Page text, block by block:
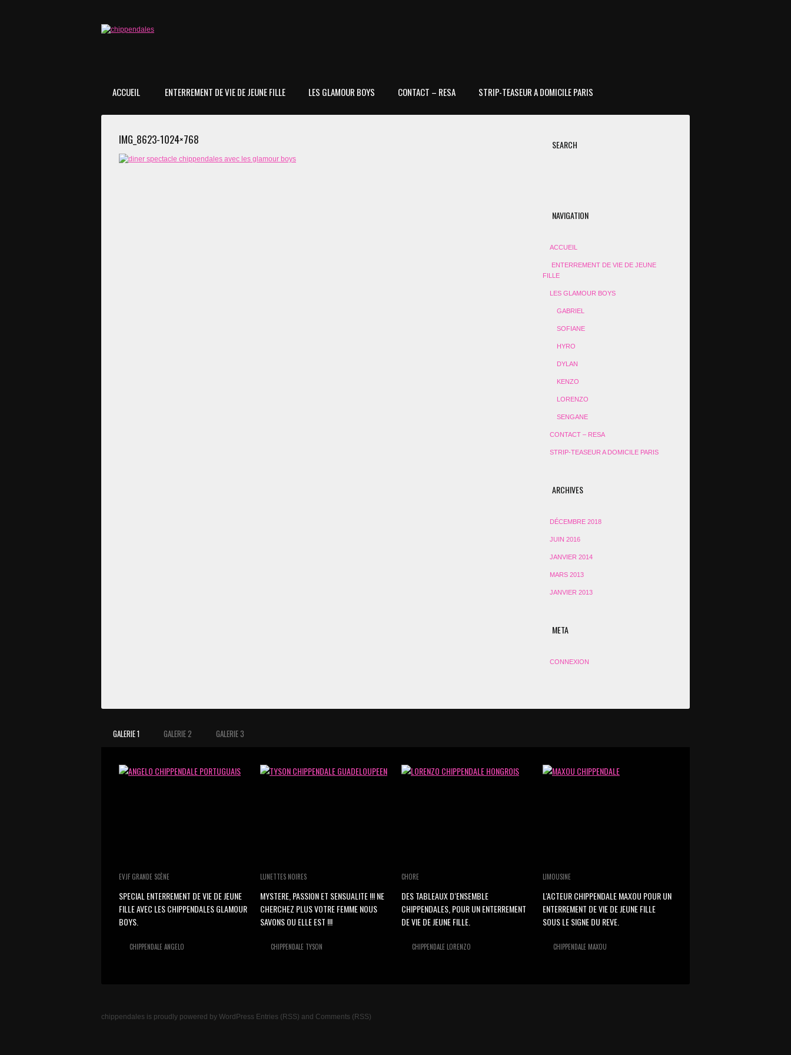
ACCUEIL ENTERREMENT DE VIE DE JEUNE FILLE LES GLAMOUR BOYS CONTACT – RESA STRIP-TEASEUR A DOMICILE PARIS
IMG_8623-1024×768 SEARCH
NAVIGATION
ACCUEIL
ENTERREMENT DE VIE DE JEUNE
FILLE
LES GLAMOUR BOYS
GABRIEL
SOFIANE
HYRO
DYLAN
KENZO
LORENZO
SENGANE
CONTACT – RESA
STRIP-TEASEUR A DOMICILE PARIS
ARCHIVES
DÉCEMBRE 2018
JUIN 2016
JANVIER 2014
MARS 2013
JANVIER 2013
META
CONNEXION
GALERIE 1 GALERIE 2 GALERIE 3
EVJF GRANDE SCÈNE
SPECIAL ENTERREMENT DE VIE DE JEUNE
FILLE AVEC LES CHIPPENDALES GLAMOUR
BOYS.
CHIPPENDALE ANGELO
LUNETTES NOIRES
MYSTERE, PASSION ET SENSUALITE !!! NE
CHERCHEZ PLUS VOTRE FEMME NOUS
SAVONS OU ELLE EST !!!
CHIPPENDALE TYSON
CHORE
DES TABLEAUX D‘ENSEMBLE
CHIPPENDALES, POUR UN ENTERREMENT
DE VIE DE JEUNE FILLE.
CHIPPENDALE LORENZO
LIMOUSINE
L'ACTEUR CHIPPENDALE MAXOU POUR UN
ENTERREMENT DE VIE DE JEUNE FILLE
SOUS LE SIGNE DU REVE.
CHIPPENDALE MAXOU
chippendales is proudly powered by WordPress Entries (RSS) and Comments (RSS)